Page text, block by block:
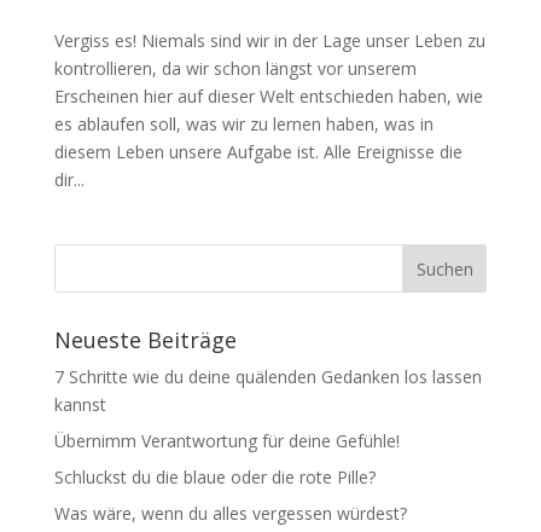
Vergiss es! Niemals sind wir in der Lage unser Leben zu
kontrollieren, da wir schon längst vor unserem
Erscheinen hier auf dieser Welt entschieden haben, wie
es ablaufen soll, was wir zu lernen haben, was in
diesem Leben unsere Aufgabe ist. Alle Ereignisse die
dir...
Neueste Beiträge
7 Schritte wie du deine quälenden Gedanken los lassen
kannst
Übernimm Verantwortung für deine Gefühle!
Schluckst du die blaue oder die rote Pille?
Was wäre, wenn du alles vergessen würdest?